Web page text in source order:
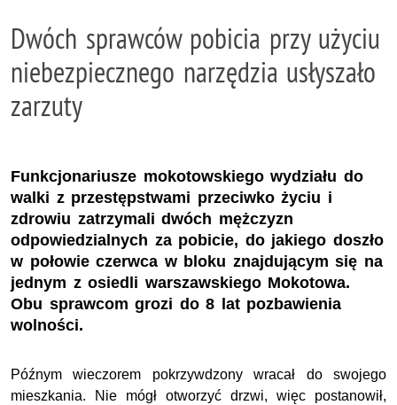
Dwóch sprawców pobicia przy użyciu
niebezpiecznego narzędzia usłyszało
zarzuty
Funkcjonariusze mokotowskiego wydziału do
walki z przestępstwami przeciwko życiu i
zdrowiu zatrzymali dwóch mężczyzn
odpowiedzialnych za pobicie, do jakiego doszło
w połowie czerwca w bloku znajdującym się na
jednym z osiedli warszawskiego Mokotowa.
Obu sprawcom grozi do 8 lat pozbawienia
wolności.
Późnym wieczorem pokrzywdzony wracał do swojego
mieszkania. Nie mógł otworzyć drzwi, więc postanowił,